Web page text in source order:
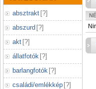
absztrakt [?]
abszurd [?]
akt [?]
állatfotók [?]
barlangfotók [?]
családi/emlékkép [?]